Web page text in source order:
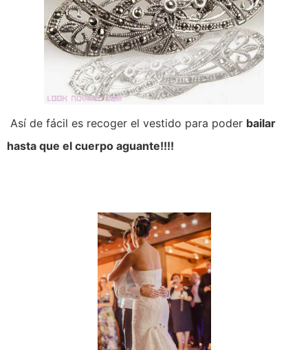
Así de fácil es recoger el vestido para poder bailar
hasta que el cuerpo aguante!!!!